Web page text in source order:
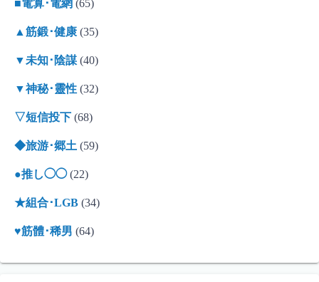
■電算･電網 (65)
▲筋鍛･健康 (35)
▼未知･陰謀 (40)
▼神秘･靈性 (32)
▽短信投下 (68)
◆旅游･郷土 (59)
●推し◯◯(22)
★組合･LGB (34)
♥筋體･稀男 (64)